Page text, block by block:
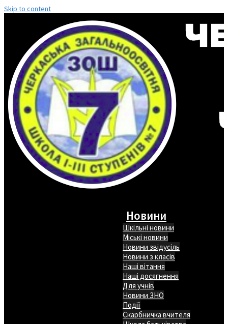
Skip to content
Новини
Шкільні новини
Міські новини
Новини звідусіль
Новини з класів
Наші вітання
Наші досягнення
Для учнів
Новини ЗНО
Події
Скарбничка вчителя